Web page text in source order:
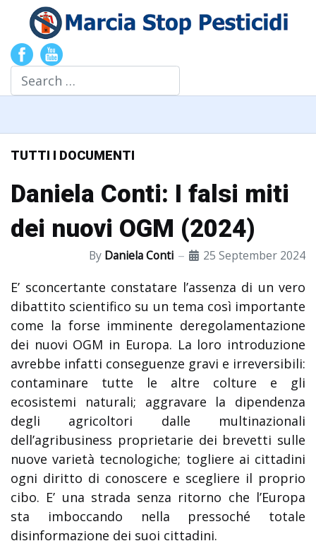
Search
TUTTI I DOCUMENTI
Daniela Conti: I falsi miti
dei nuovi OGM (2024)
By Daniela Conti 25 September 2024
E’ sconcertante constatare l’assenza di un vero
dibattito scientifico su un tema così importante
come la forse imminente deregolamentazione
dei nuovi OGM in Europa. La loro introduzione
avrebbe infatti conseguenze gravi e irreversibili:
contaminare tutte le altre colture e gli
ecosistemi naturali; aggravare la dipendenza
degli agricoltori dalle multinazionali
dell’agribusiness proprietarie dei brevetti sulle
nuove varietà tecnologiche; togliere ai cittadini
ogni diritto di conoscere e scegliere il proprio
cibo. E’ una strada senza ritorno che l’Europa
sta imboccando nella pressoché totale
disinformazione dei suoi cittadini.